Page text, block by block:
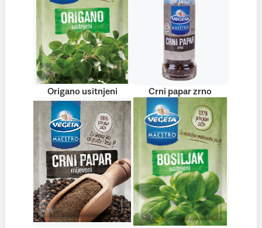
Origano usitnjeni Crni papar zrno